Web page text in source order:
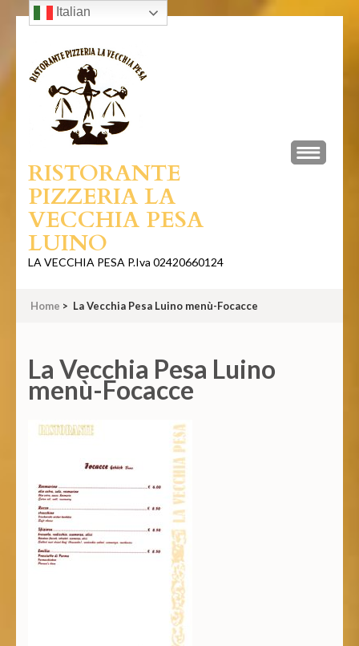
Skip
content
(Press
RISTORANTE
PIZZERIA LA
VECCHIA PESA
LUINO
LA VECCHIA PESA P.Iva 02420660124
Home > La Vecchia Pesa Luino menù-Focacce
La Vecchia Pesa Luino
menù-Focacce
Italian